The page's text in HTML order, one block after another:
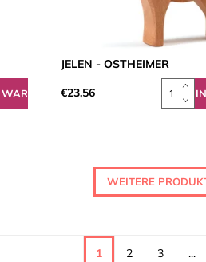
JELEN - OSTHEIMER
€23,56
WEITERE
1 2 3 ...